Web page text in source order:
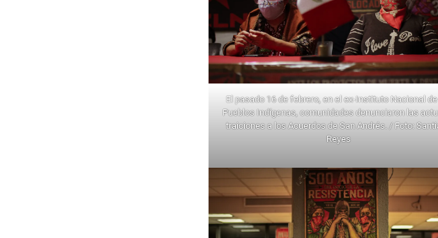
El pasado 16 de febrero, en el ex-Instituto Nacional
Pueblos Indígenas, comunidades denunciaron las
traiciones a los Acuerdos de San Andrés. / Foto:
Reyes